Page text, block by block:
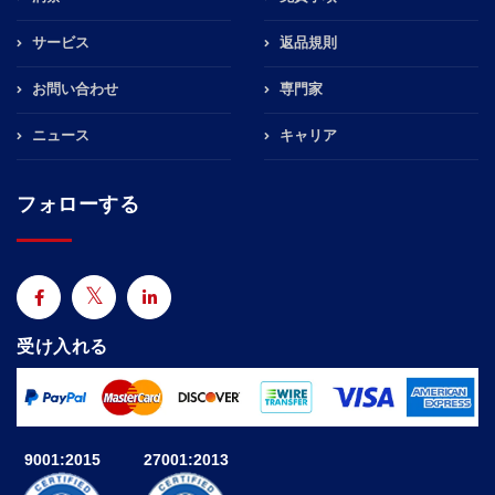
サービス
お問い合わせ
ニュース
返品規則
専門家
キャリア
フォローする
受け入れる
9001:2015 27001:2013